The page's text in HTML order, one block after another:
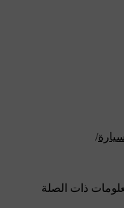
/
ذات الصلة